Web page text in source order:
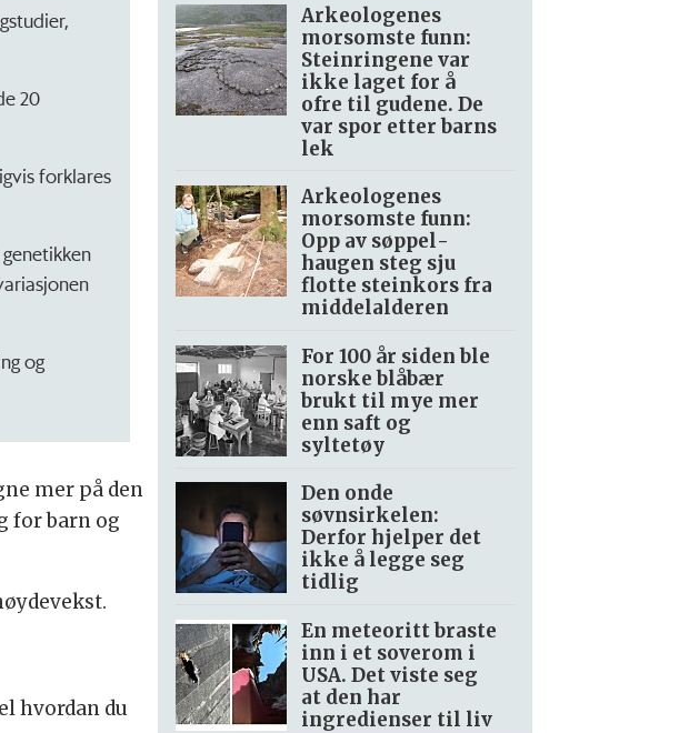
20
forklares
og
Arkeologenes
morsomste funn:
Steinringene var
ikke laget for å
ofre til gudene. De
var spor etter barns
lek
Arkeologenes
morsomste funn:
Opp av søppel­
haugen steg sju
flotte steinkors fra
middelalderen
For 100 år siden ble
norske blåbær
brukt til mye mer
enn saft og
syltetøy
Den onde
søvnsirkelen:
Derfor hjelper det
ikke å legge seg
tidlig
En meteoritt braste
inn i et soverom i
USA. Det viste seg
at den har
ingredienser til liv
mer på den
for barn og
hvordan du